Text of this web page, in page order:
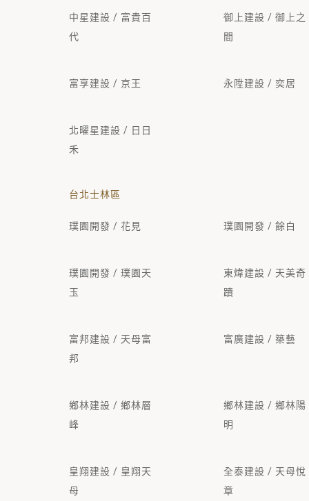
中星建設 / 富貴百
代
御上建設 / 御上之
間
富享建設 / 京王 永陞建設 / 奕居
北曜星建設 / 日日
禾
台北士林區
璞園開發 / 花見 璞園開發 / 餘白
璞園開發 / 璞園天
玉
東煒建設 / 天美奇
蹟
富邦建設 / 天母富
邦
富廣建設 / 築藝
鄉林建設 / 鄉林層
峰
鄉林建設 / 鄉林陽
明
皇翔建設 / 皇翔天
母
全泰建設 / 天母悅
章